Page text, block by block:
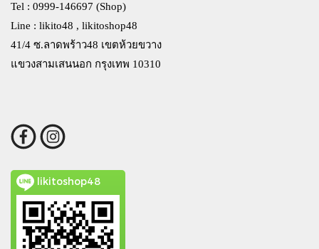
Tel : 0999-146697 (Shop)
Line : likito48 , likitoshop48
41/4 ซ.ลาดพร้าว48 เขตห้วยขวาง
แขวงสามเสนนอก กรุงเทพ 10310
likitoshop48